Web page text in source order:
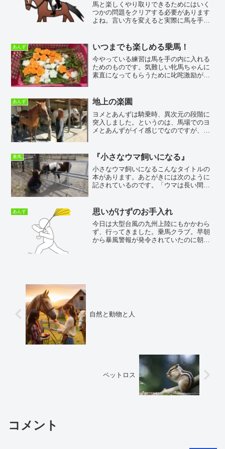
馬と楽しくやり取りできるためにはいく
つかの問題をクリアする必要があります
よね。言い方を変えると実際に馬を手の
ダメだということを馬に伝えること。無
駄な動きをしてもなんにも...
あんず いつまでも楽しめる乗馬！
今やっている練習は馬を手の内に入れる
ためのものです。気難しい牝馬ちゃんに
素直になってもらうために叱咤激励が今
必要があるんです。ところがどっこいい
つものことながらOちゃん...
あんず 地上の楽園
ヨメとあんずは騎乗時、異次元の段階に
突入しました。というのは、馬場でのヨ
メとあんずがイイ感じでなのですが、駈
には見せないような鋭い歩様で速歩をし
たり駈歩をしたりしている...
乗馬 『小さなウマ飼いになる』
小さなウマ飼いになるこんなタイトルの
本があります。あとがきには次のように
記されているのです。「ウマは長い間、
ートナーでした。暮らしの中での活躍の
場がなくなった現代でも、...
あんず 思いがけずのお手入れ
今日は大型台風の九州上陸にもかかわら
ず、行ってきました。乗馬クラブ。早朝
から暴風警報が発令されていたのに朝か
自然と動物と人
ペットロス
コメント